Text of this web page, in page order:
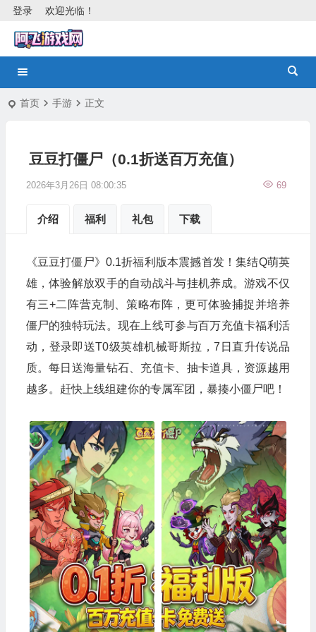
欢迎光临！
登录
首页 手游 正文
豆豆打僵尸（0.1折送百万充值）
2026年3月26日 08:00:35 69
介绍 福利 礼包 下载
《豆豆打僵尸》0.1折福利版本震撼首发！集结Q萌英
雄，体验解放双手的自动战斗与挂机养成。游戏不仅
有三+二阵营克制、策略布阵，更可体验捕捉并培养
僵尸的独特玩法。现在上线可参与百万充值卡福利活
动，登录即送T0级英雄机械哥斯拉，7日直升传说品
质。每日送海量钻石、充值卡、抽卡道具，资源越用
越多。赶快上线组建你的专属军团，暴揍小僵尸吧！